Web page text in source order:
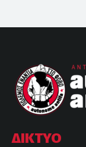
ΔΙΚΤΥΟ